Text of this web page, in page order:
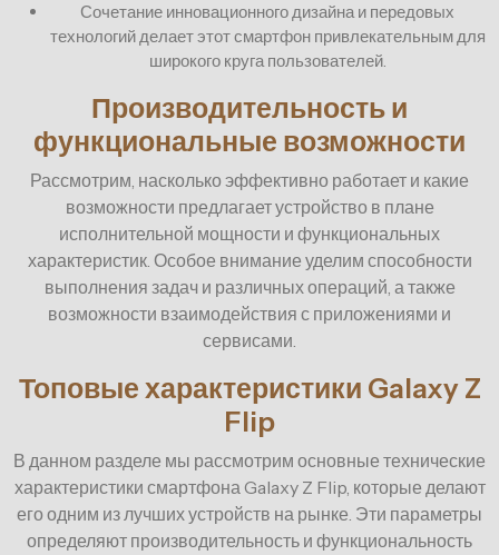
Сочетание инновационного дизайна и передовых
технологий делает этот смартфон привлекательным для
широкого круга пользователей.
Производительность и
функциональные возможности
Рассмотрим, насколько эффективно работает и какие
возможности предлагает устройство в плане
исполнительной мощности и функциональных
характеристик. Особое внимание уделим способности
выполнения задач и различных операций, а также
возможности взаимодействия с приложениями и
сервисами.
Топовые характеристики Galaxy Z
Flip
В данном разделе мы рассмотрим основные технические
характеристики смартфона Galaxy Z Flip, которые делают
его одним из лучших устройств на рынке. Эти параметры
определяют производительность и функциональность